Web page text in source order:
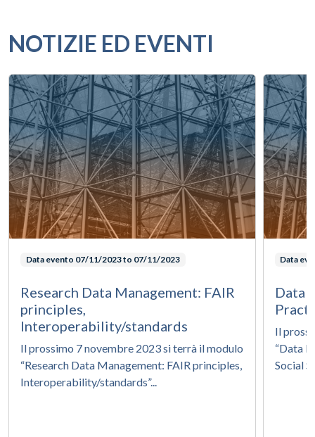
NOTIZIE ED EVENTI
Data evento 07/11/2023 to 07/11/2023
Research Data Management: FAIR
principles,
Interoperability/standards
Il prossimo 7 novembre 2023 si terrà il modulo
“Research Data Management: FAIR principles,
Interoperability/standards”...
Data
Data
Il
“Data
Social